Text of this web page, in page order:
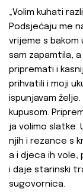
„Volim kuhati
Podsjećaju me
vrijeme s bakom
sam zapamtila,
pripremati i
prihvatili i moji
ispunjavam
kupusom.
ja volimo slatke.
njih i rezance s
a i djeca ih
i daje starinski
sugovornica.